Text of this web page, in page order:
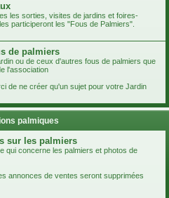
les sorties, visites de jardins et foires-
participeront les "Fous de Palmiers".
de palmiers
ou de ceux d'autres fous de palmiers que
l'association
de ne créer qu'un sujet pour votre Jardin
palmiques
sur les palmiers
qui concerne les palmiers et photos de
annonces de ventes seront supprimées